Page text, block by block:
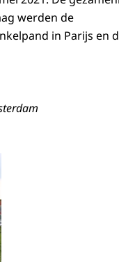
werden de
in Parijs en